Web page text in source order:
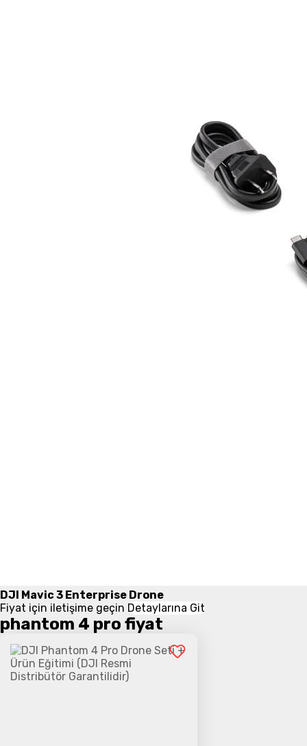
DJI Mavic 3 Enterprise Drone
Fiyat için iletişime geçin Detaylarına Git
phantom 4 pro fiyat